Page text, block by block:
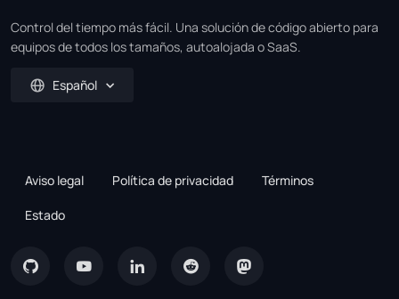
Control del tiempo más fácil. Una solución de código abierto para
equipos de todos los tamaños, autoalojada o SaaS.
Español
Aviso legal Política de privacidad Términos
Estado